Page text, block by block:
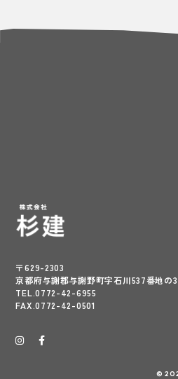
〒629-2303
京都府与謝郡与謝野町字石川537番地の3
TEL.0772-42-6955
FAX.0772-42-0501
©